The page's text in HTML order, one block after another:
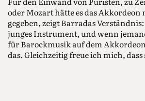
oder Mozart hätte es das Akkordeon
gegeben, zeigt Barradas
junges Instrument, und wenn
für Barockmusik auf dem
das. Gleichzeitig freue ich mich, dass